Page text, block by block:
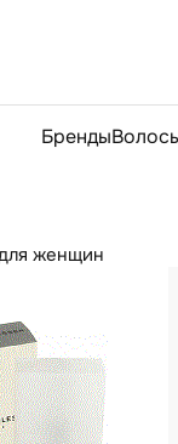
Бренды
женщин